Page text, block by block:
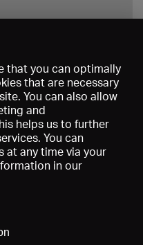
that you can optimally
that are necessary
You can also allow
and
helps us to further
You can
at any time via your
in our